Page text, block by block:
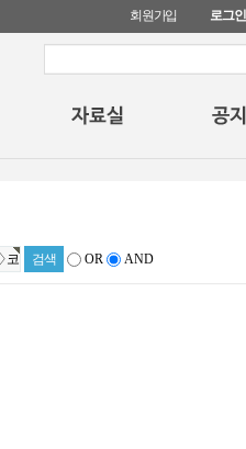
회원가입 로그인
OR AND